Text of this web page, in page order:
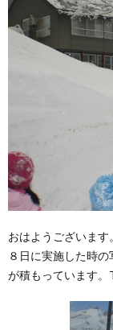
おはようございま
８日に実施した時
が積もっています。